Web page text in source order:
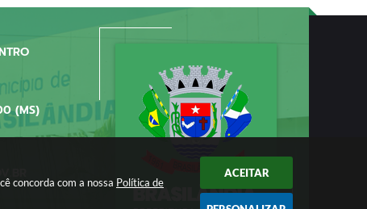
concorda com a nossa Política de
ACEITAR
(MS)